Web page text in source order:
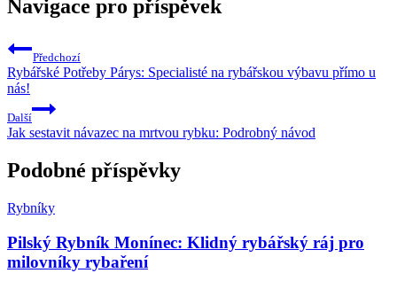
Navigace pro příspěvek
Předchozí
Rybářské Potřeby Párys: Specialisté na rybářskou výbavu přímo u
nás!
Další
Jak sestavit návazec na mrtvou rybku: Podrobný návod
Podobné příspěvky
Rybníky
Pilský Rybník Monínec: Klidný rybářský ráj pro
milovníky rybaření